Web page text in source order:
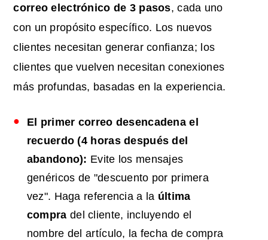
correo electrónico de 3 pasos, cada uno
con un propósito específico. Los nuevos
clientes necesitan generar confianza; los
clientes que vuelven necesitan conexiones
más profundas, basadas en la experiencia.
El primer correo desencadena el
recuerdo (4 horas después del
abandono): Evite los mensajes
genéricos de "descuento por primera
vez". Haga referencia a la última
compra del cliente, incluyendo el
nombre del artículo, la fecha de compra